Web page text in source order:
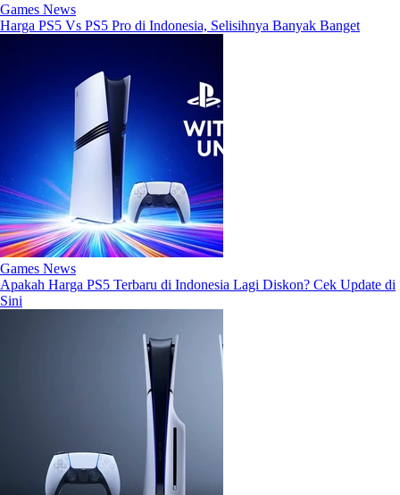
Games News
Harga PS5 Vs PS5 Pro di Indonesia, Selisihnya Banyak Banget
Games News
Apakah Harga PS5 Terbaru di Indonesia Lagi Diskon? Cek Update di
Sini